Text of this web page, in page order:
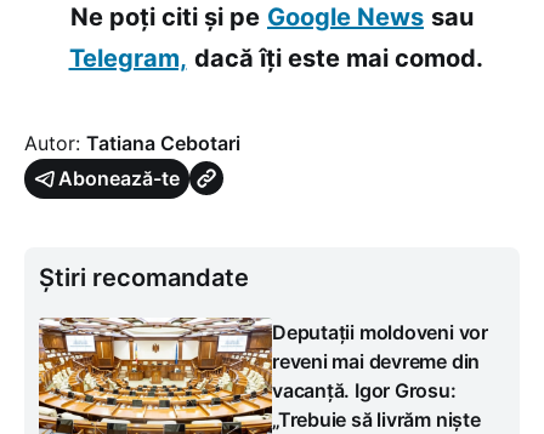
Ne poți citi și pe Google News sau
Telegram, dacă îți este mai comod.
Autor: Tatiana Cebotari
Abonează-te
Știri recomandate
Deputații moldoveni vor
reveni mai devreme din
vacanță. Igor Grosu:
„Trebuie să livrăm niște